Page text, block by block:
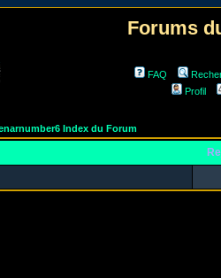
Forums
FAQ
Profil
Index du Forum